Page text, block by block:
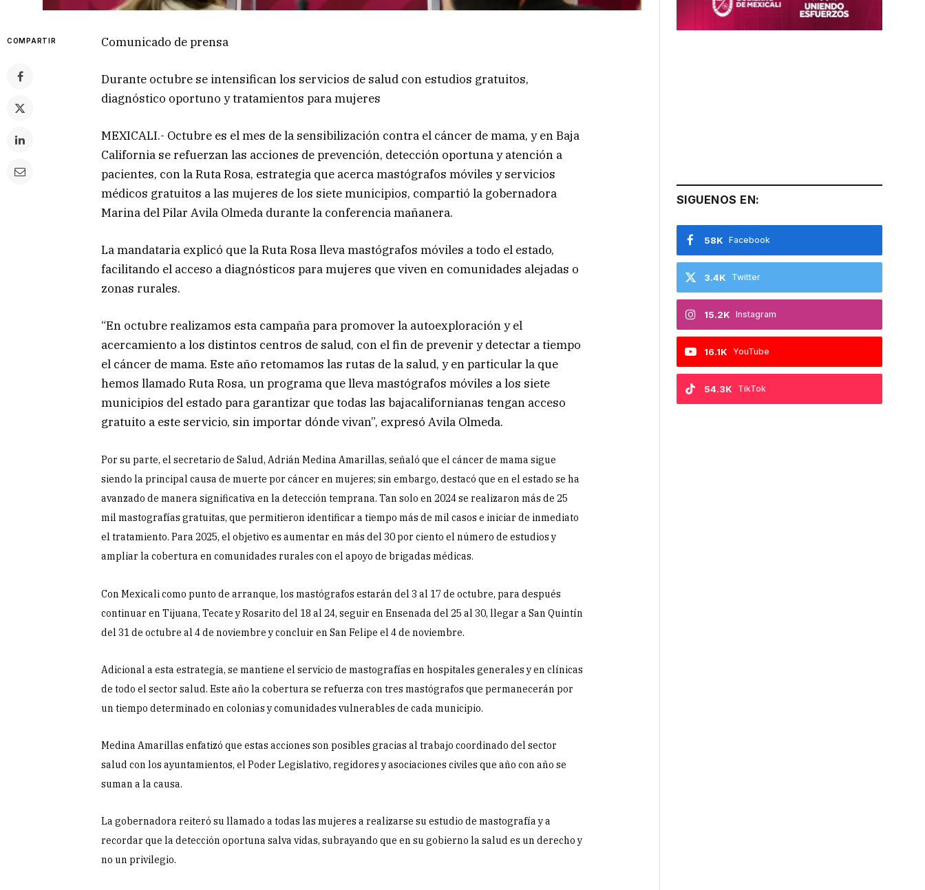
COMPARTIR Comunicado de prensa
Durante octubre se intensifican los servicios de salud con estudios gratuitos,
diagnóstico oportuno y tratamientos para mujeres
MEXICALI.- Octubre es el mes de la sensibilización contra el cáncer de mama, y en Baja
California se refuerzan las acciones de prevención, detección oportuna y atención a
pacientes, con la Ruta Rosa, estrategia que acerca mastógrafos móviles y servicios
médicos gratuitos a las mujeres de los siete municipios, compartió la gobernadora
Marina del Pilar Avila Olmeda durante la conferencia mañanera.
La mandataria explicó que la Ruta Rosa lleva mastógrafos móviles a todo el estado,
facilitando el acceso a diagnósticos para mujeres que viven en comunidades alejadas o
zonas rurales.
“En octubre realizamos esta campaña para promover la autoexploración y el
acercamiento a los distintos centros de salud, con el fin de prevenir y detectar a tiempo
el cáncer de mama. Este año retomamos las rutas de la salud, y en particular la que
hemos llamado Ruta Rosa, un programa que lleva mastógrafos móviles a los siete
municipios del estado para garantizar que todas las bajacalifornianas tengan acceso
gratuito a este servicio, sin importar dónde vivan”, expresó Avila Olmeda.
Por su parte, el secretario de Salud, Adrián Medina Amarillas, señaló que el cáncer de mama sigue
siendo la principal causa de muerte por cáncer en mujeres; sin embargo, destacó que en el estado se ha
avanzado de manera significativa en la detección temprana. Tan solo en 2024 se realizaron más de 25
mil mastografías gratuitas, que permitieron identificar a tiempo más de mil casos e iniciar de inmediato
el tratamiento. Para 2025, el objetivo es aumentar en más del 30 por ciento el número de estudios y
ampliar la cobertura en comunidades rurales con el apoyo de brigadas médicas.
Con Mexicali como punto de arranque, los mastógrafos estarán del 3 al 17 de octubre, para después
continuar en Tijuana, Tecate y Rosarito del 18 al 24, seguir en Ensenada del 25 al 30, llegar a San Quintín
del 31 de octubre al 4 de noviembre y concluir en San Felipe el 4 de noviembre.
Adicional a esta estrategia, se mantiene el servicio de mastografías en hospitales generales y en clínicas
de todo el sector salud. Este año la cobertura se refuerza con tres mastógrafos que permanecerán por
un tiempo determinado en colonias y comunidades vulnerables de cada municipio.
Medina Amarillas enfatizó que estas acciones son posibles gracias al trabajo coordinado del sector
salud con los ayuntamientos, el Poder Legislativo, regidores y asociaciones civiles que año con año se
suman a la causa.
La gobernadora reiteró su llamado a todas las mujeres a realizarse su estudio de mastografía y a
recordar que la detección oportuna salva vidas, subrayando que en su gobierno la salud es un derecho y
no un privilegio.
SIGUENOS EN:
Facebook
58K
Twitter
3.4K
Instagram
15.2K
YouTube
16.1K
TikTok
54.3K